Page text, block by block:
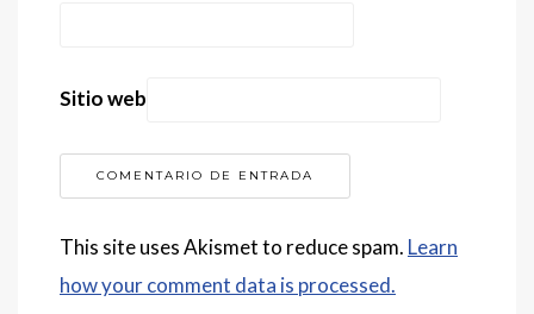
Sitio web
This site uses Akismet to reduce spam. Learn
how your comment data is processed.